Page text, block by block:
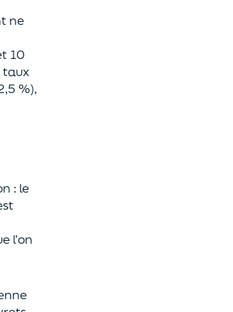
ne
10
taux
%),
: le
l’on